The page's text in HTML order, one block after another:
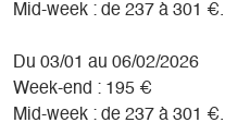
Mid-week : de 237 à 301 €.
Du 03/01 au 06/02/2026
Week-end : 195 €
Mid-week : de 237 à 301 €.